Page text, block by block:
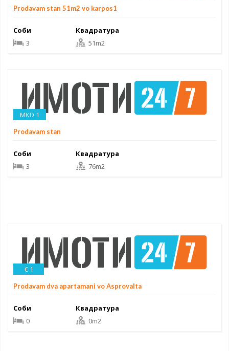
Prodavam stan 51m2 vo karpos1
Соби
3
Квадратура
51m2
MKD 1
Prodavam stan
Соби
3
Квадратура
76m2
€ 1
Prodavam dva apartamani vo Asprovalta
Соби
0
Квадратура
0m2